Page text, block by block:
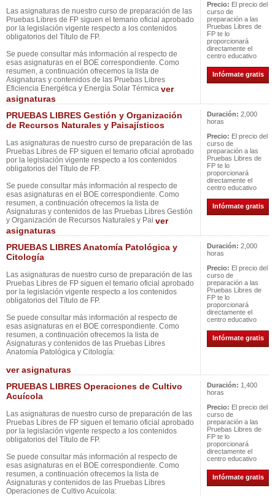
Las asignaturas de nuestro curso de preparación de las
Pruebas Libres de FP siguen el temario oficial aprobado
por la legislación vigente respecto a los contenidos
obligatorios del Título de FP.
Se puede consultar más información al respecto de
esas asignaturas en el BOE correspondiente. Como
resumen, a continuación ofrecemos la lista de
Asignaturas y contenidos de las Pruebas Libres
Eficiencia Energética y Energía Solar Térmica ver
asignaturas
Precio: El precio del
curso de
preparación a las
Pruebas Libres de
FP te lo
proporcionará
directamente el
centro educativo
Infórmate gratis
PRUEBAS LIBRES Gestión y Organización
de Recursos Naturales y Paisajísticos
Las asignaturas de nuestro curso de preparación de las
Pruebas Libres de FP siguen el temario oficial aprobado
por la legislación vigente respecto a los contenidos
obligatorios del Título de FP.
Se puede consultar más información al respecto de
esas asignaturas en el BOE correspondiente. Como
resumen, a continuación ofrecemos la lista de
Asignaturas y contenidos de las Pruebas Libres Gestión
y Organización de Recursos Naturales y Pai ver
asignaturas
Duración: 2,000
horas
Precio: El precio del
curso de
preparación a las
Pruebas Libres de
FP te lo
proporcionará
directamente el
centro educativo
Infórmate gratis
PRUEBAS LIBRES Anatomía Patológica y
Citología
Las asignaturas de nuestro curso de preparación de las
Pruebas Libres de FP siguen el temario oficial aprobado
por la legislación vigente respecto a los contenidos
obligatorios del Título de FP.
Se puede consultar más información al respecto de
esas asignaturas en el BOE correspondiente. Como
resumen, a continuación ofrecemos la lista de
Asignaturas y contenidos de las Pruebas Libres
Anatomía Patológica y Citología:
ver asignaturas
Duración: 2,000
horas
Precio: El precio del
curso de
preparación a las
Pruebas Libres de
FP te lo
proporcionará
directamente el
centro educativo
Infórmate gratis
PRUEBAS LIBRES Operaciones de Cultivo
Acuícola
Las asignaturas de nuestro curso de preparación de las
Pruebas Libres de FP siguen el temario oficial aprobado
por la legislación vigente respecto a los contenidos
obligatorios del Título de FP.
Se puede consultar más información al respecto de
esas asignaturas en el BOE correspondiente. Como
resumen, a continuación ofrecemos la lista de
Asignaturas y contenidos de las Pruebas Libres
Operaciones de Cultivo Acuícola:
Duración: 1,400
horas
Precio: El precio del
curso de
preparación a las
Pruebas Libres de
FP te lo
proporcionará
directamente el
centro educativo
Infórmate gratis